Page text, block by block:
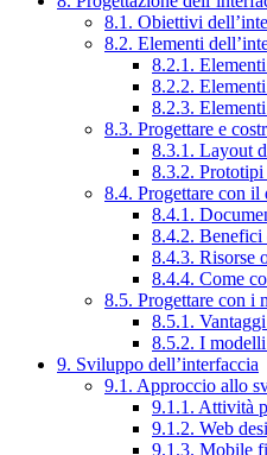
8.1. Obiettivi
8.2. Elementi
8.2.1.
8.2.2.
8.2.3.
8.3. Progettare e
8.3.1. Layout
8.3.2. Prototipi
8.4. Progettare con il
8.4.1.
8.4.2. Benefici
8.4.3. Risorse
8.4.4. Come
8.5. Progettare con i
8.5.1.
8.5.2. I
9. Sviluppo dell’interfaccia
9.1. Approccio allo
9.1.1. Attività
9.1.2. Web
9.1.3. Mobile